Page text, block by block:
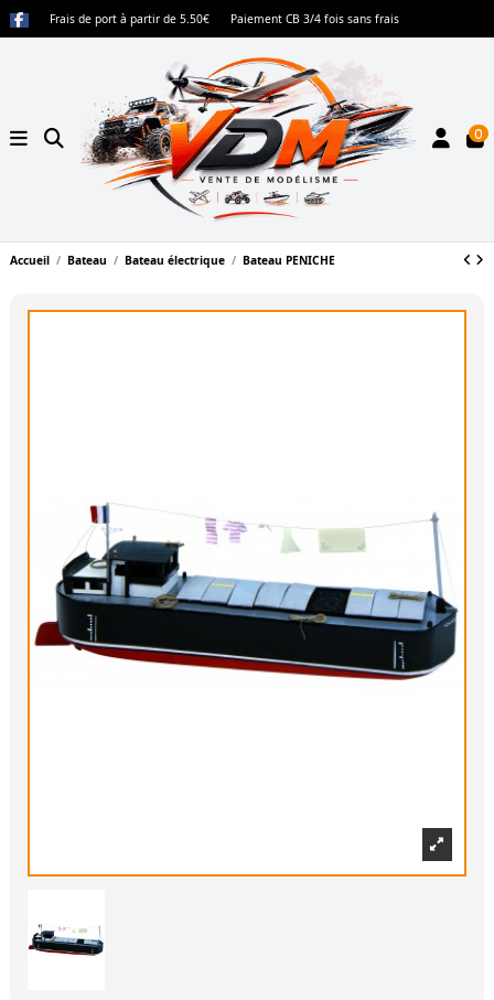
Frais de port à partir de 5.50€ Paiement CB 3/4 fois sans frais
0
Accueil Bateau Bateau électrique Bateau PENICHE